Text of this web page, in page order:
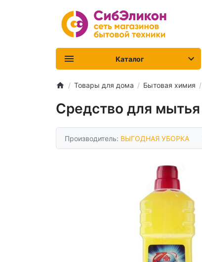
Каталог
Товары для дома Бытовая химия
Средство для
Производитель: ВЫГОДНАЯ УБОРКА